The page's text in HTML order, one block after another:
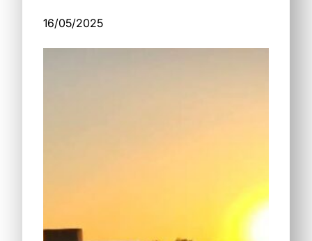
16/05/2025